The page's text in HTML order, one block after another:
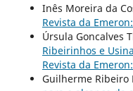
Inês Moreira da
Revista da
Úrsula Goncalves
Ribeirinhos e
Revista da
Guilherme Ribeiro